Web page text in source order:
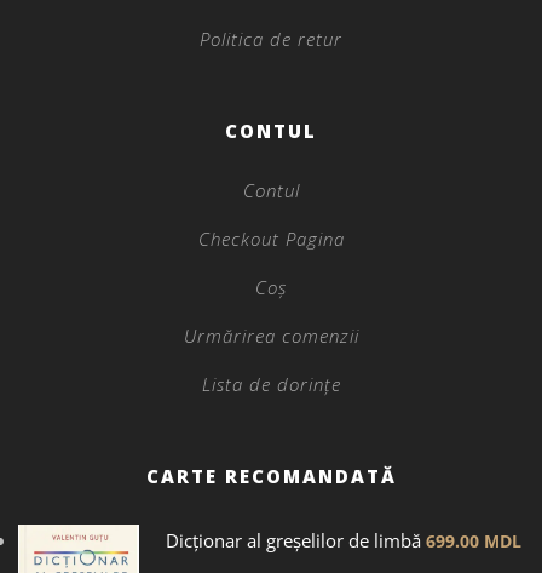
Politica de retur
CONTUL
Contul
Checkout Pagina
Coș
Urmărirea comenzii
Lista de dorințe
CARTE RECOMANDATĂ
Dicţionar al greșelilor de limbă 699.00 MDL